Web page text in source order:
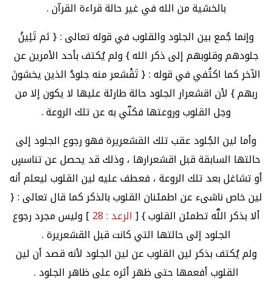
بالخشية من الله في غير حالة قراءة القرآن .
وإنما جُمع بين الجلود والقلوب في قوله تعالى : { ثم تَلِينُ
جلودهم وقلوبهم إلى ذكر الله } ولم يُكتف بأحد الأمرين عن
الآخر كما اكتُفي في قوله : { تَقْشعر منه جلودُ الذين يخشونَ
ربهم } لأن اقشعرار الجلود حالة طارئة عليها لا يكون إلا من
وجل القلوب وروعتها فكنّي به عن تلك الروعة .
وأما لين الجُلود عقب تلك القشعريرة فهو رجوع الجلود إلى
حالتها السابقة قبل اقشعرارها ، وذلك قد يحصل عن تناسسٍ
أو تشاغل بعد تلك الروعة ، فعطف عليه لين القلوب ليعلم أنه
لين خاص ناشىء عن اطمئنان القلوب بالذكر كما قال تعالى : {
ألا بذكر اللَّه تطمئن القلوب } [الرعد : 28
] وليس مجرد رجوع
الجلود إلى حالتها التي كانت قبل القشعريرة .
ولم يُكتف بذكر لين القلوب عن لين الجلود لأنه قصد أن لين
القلوب أفعمها حتى ظهر أثره على ظاهر الجلود .